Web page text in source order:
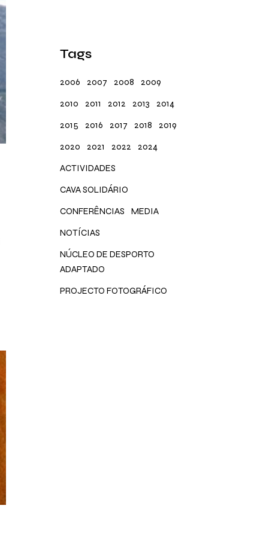
Tags
2006 2007 2008
2009
2010
2011 2012 2013
2014
2015
2016 2017 2018
2019
2020
2021 2022
2024
ACTIVIDADES
CAVA SOLIDÁRIO
CONFERÊNCIAS
MEDIA
NOTÍCIAS
NÚCLEO DE DESPORTO
ADAPTADO
PROJECTO FOTOGRÁFICO